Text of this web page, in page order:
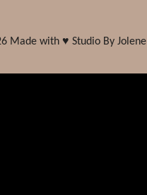
Made with ♥ Studio By Jolene